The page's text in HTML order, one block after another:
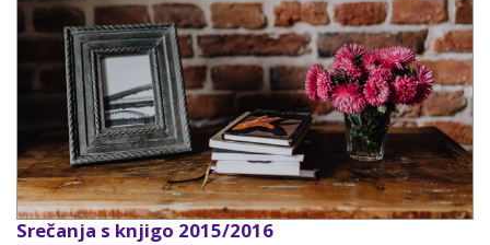
Srečanja s knjigo 2015/2016